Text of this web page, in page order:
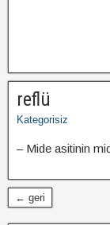
reflü
Kategorisiz
– Mide asitinin
← geri